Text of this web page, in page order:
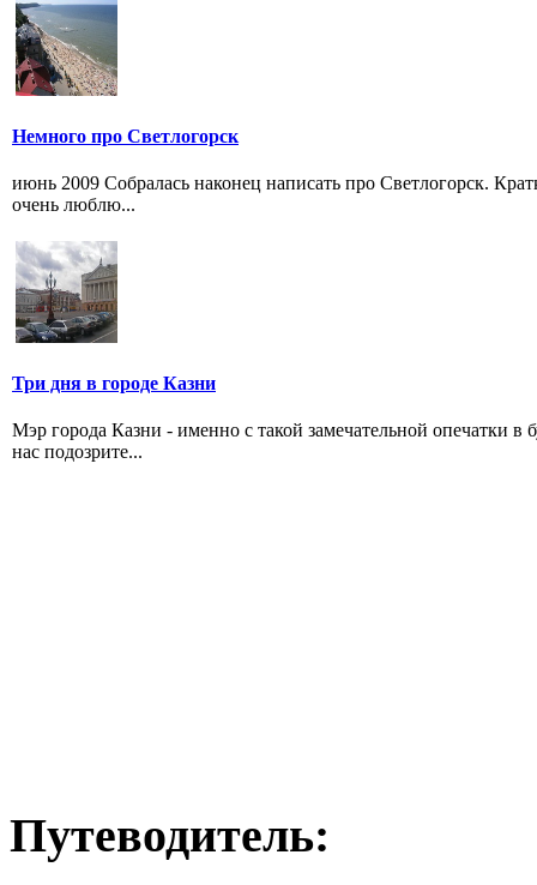
Немного про Светлогорск
июнь 2009 Собралась наконец написать про Светлогорск.
очень люблю...
Три дня в городе Казни
Мэр города Казни - именно с такой замечательной опечатки в
нас подозрите...
Путеводитель: